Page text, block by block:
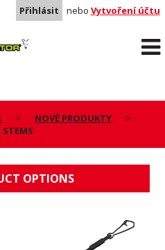
Přihlásit nebo Vytvoření účtu
NOVÉ PRODUKTY
STEMS
OPTIONS